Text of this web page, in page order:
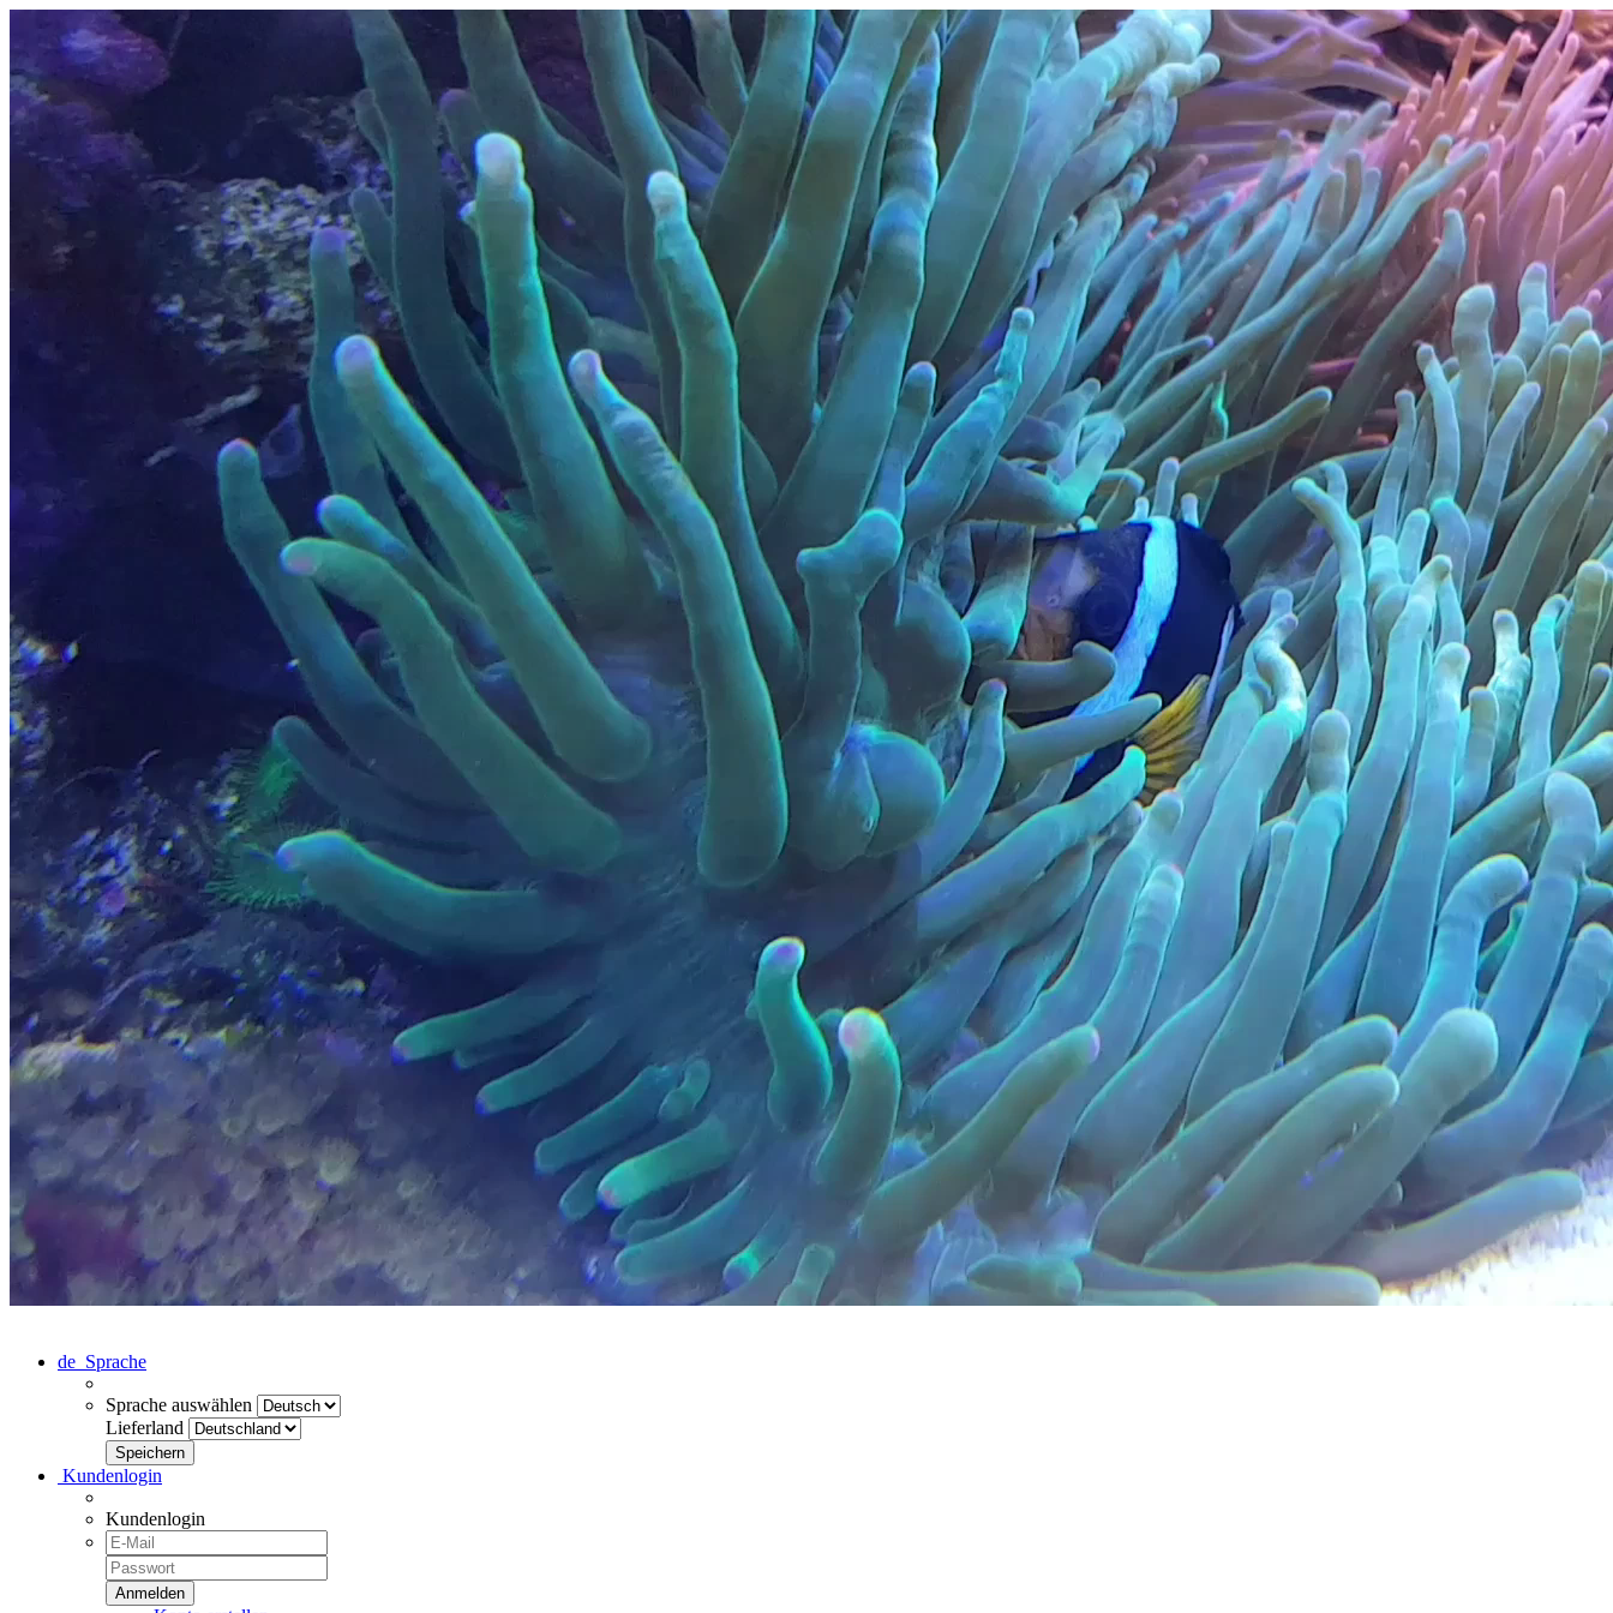
de Sprache
Sprache auswählen
Lieferland
Kundenlogin
Kundenlogin